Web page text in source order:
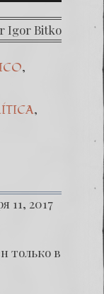
Dr.
,
,
11, 2017
только в